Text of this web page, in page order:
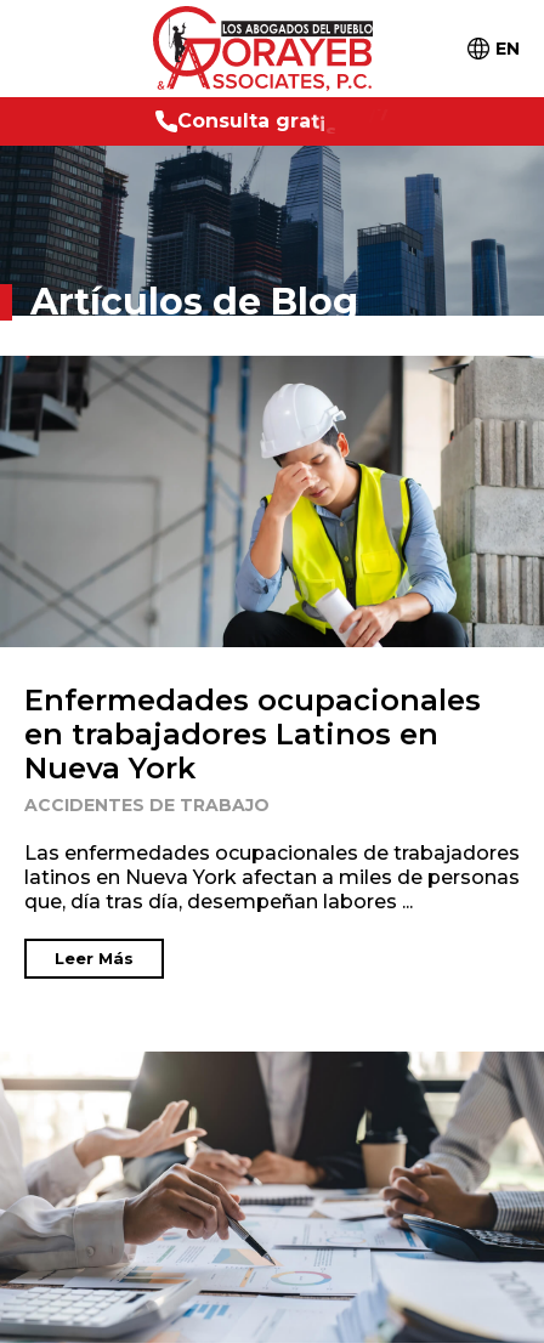
EN
Consulta grati
Artículos de Blog
Enfermedades ocupacionales
en trabajadores Latinos en
Nueva York
ACCIDENTES DE TRABAJO
Las enfermedades ocupacionales de trabajadores
latinos en Nueva York afectan a miles de personas
que, día tras día, desempeñan labores ...
Leer Más